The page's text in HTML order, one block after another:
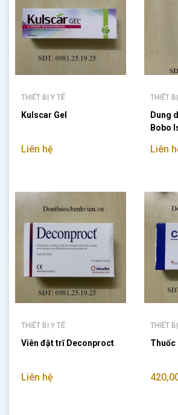
THIẾT BỊ Y TẾ
Kulscar Gel
Liên hệ
THIẾT
Dung
Bobo
Liên
THIẾT BỊ Y TẾ
Viên đặt trĩ Deconproct
Liên hệ
THIẾT
Thuốc